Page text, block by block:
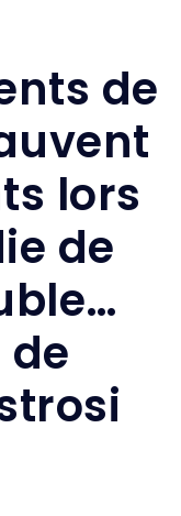
de
lors
de
de